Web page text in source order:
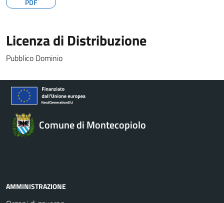
Licenza di Distribuzione
Pubblico Dominio
Comune di Montecopiolo
AMMINISTRAZIONE